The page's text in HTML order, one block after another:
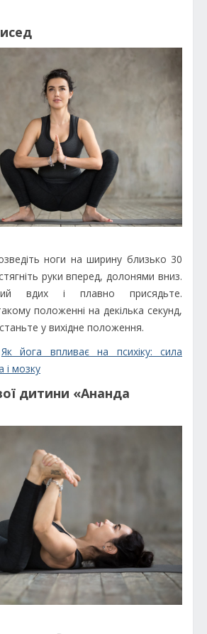
ноги на ширину близько 30
руки вперед, долонями вниз.
вдих і плавно присядьте.
положенні на декілька секунд,
у вихідне положення.
Як йога впливає на психіку: сила
і мозку
дитини «Ананда